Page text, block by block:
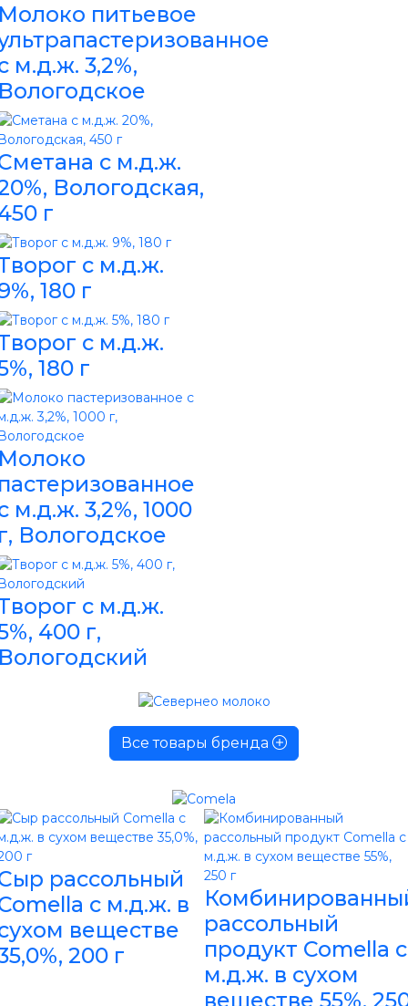
питьевое
м.д.ж. 3,2%,
с м.д.ж.
Вологодская,
г
с м.д.ж.
180 г
с м.д.ж.
180 г
м.д.ж. 3,2%, 1000
Вологодское
с м.д.ж.
400 г,
Все товары бренда
рассольный
с м.д.ж. в
веществе
200 г
рассольный
продукт Comella с
м.д.ж. в сухом
веществе 55%,